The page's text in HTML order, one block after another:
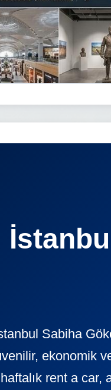
Sabiha
ekonomik
haftalık rent a car,